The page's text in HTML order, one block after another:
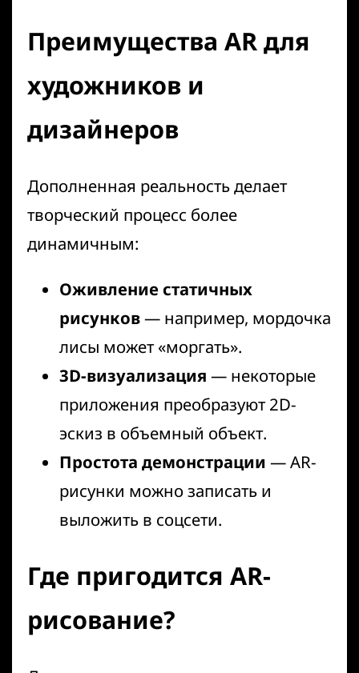
Преимущества AR для
художников и
дизайнеров
Дополненная реальность делает
творческий процесс более
динамичным:
Оживление статичных
рисунков— например, мордочка
лисы может «моргать».
3D-визуализация — некоторые
приложения преобразуют 2D-
эскиз в объемный объект.
Простота демонстрации — AR-
рисунки можно записать и
выложить в соцсети.
Где пригодится AR-
рисование?